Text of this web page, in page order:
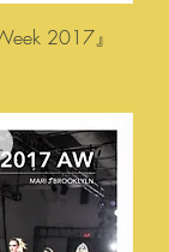
2017』